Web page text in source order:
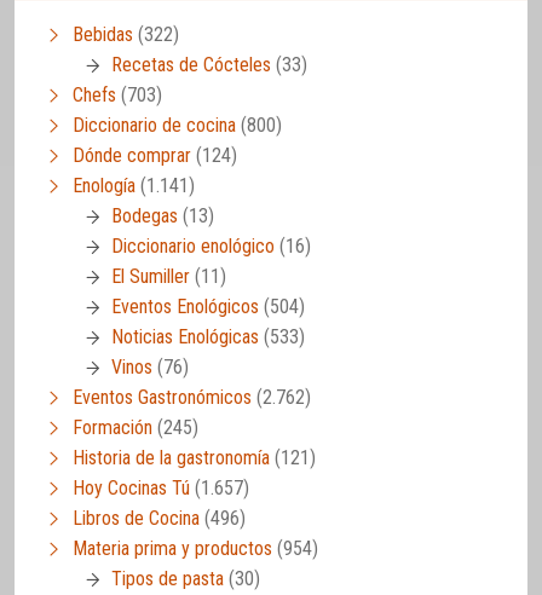
Bebidas (322)
Recetas de Cócteles (33)
Chefs (703)
Diccionario de cocina (800)
Dónde comprar (124)
Enología (1.141)
Bodegas (13)
Diccionario enológico (16)
El Sumiller (11)
Eventos Enológicos (504)
Noticias Enológicas (533)
Vinos (76)
Eventos Gastronómicos (2.762)
Formación (245)
Historia de la gastronomía (121)
Hoy Cocinas Tú (1.657)
Libros de Cocina (496)
Materia prima y productos (954)
Tipos de pasta (30)